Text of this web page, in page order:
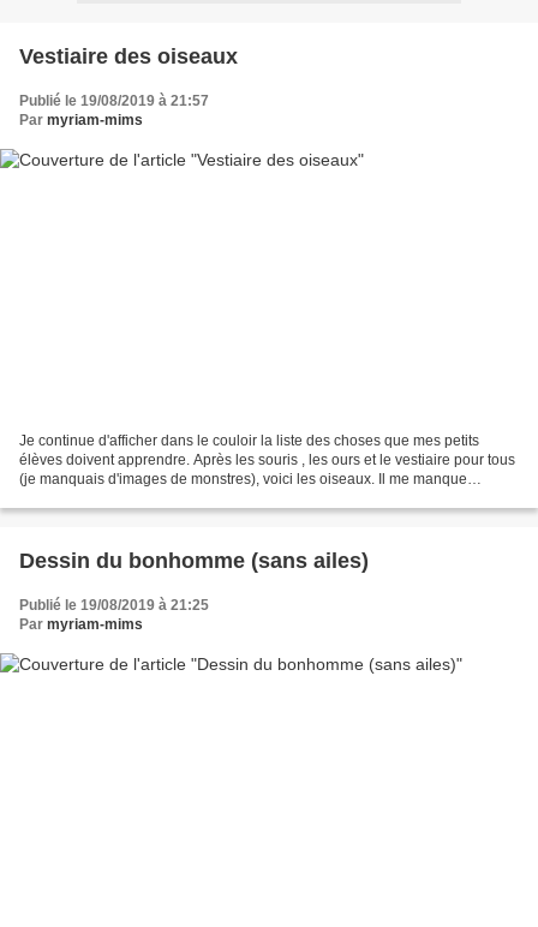
Vestiaire des oiseaux
Publié le 19/08/2019 à 21:57
Par myriam-mims
Je continue d'afficher dans le couloir la liste des choses que mes petits
élèves doivent apprendre. Après les souris , les ours et le vestiaire pour tous
(je manquais d'images de monstres), voici les oiseaux. Il me manque
Dessin du bonhomme (sans ailes)
Publié le 19/08/2019 à 21:25
Par myriam-mims